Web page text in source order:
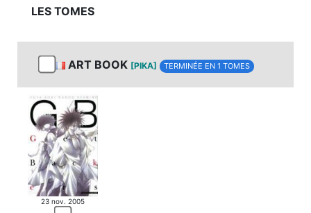
LES TOMES
ART BOOK [PIKA] TERMINÉE EN 1 TOMES
23 nov. 2005